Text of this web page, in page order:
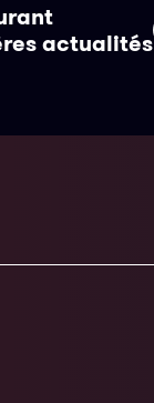
actualités